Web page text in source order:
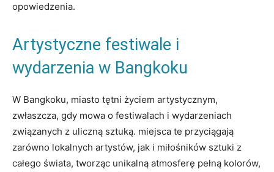
opowiedzenia.
Artystyczne festiwale i
wydarzenia w Bangkoku
W Bangkoku, miasto tętni życiem artystycznym,
zwłaszcza, gdy mowa o festiwalach i wydarzeniach
związanych z uliczną sztuką. miejsca te przyciągają
zarówno lokalnych artystów, jak i miłośników sztuki z
całego świata, tworząc unikalną atmosferę pełną kolorów,